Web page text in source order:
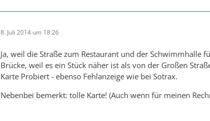
8. Juli 2014 um 18:26
Ja, weil die Straße zum Restaurant und der Schwimmhalle
Brücke, weil es ein Stück näher ist als von der Großen
Karte Probiert - ebenso Fehlanzeige wie bei Sotrax.
Nebenbei bemerkt: tolle Karte! (Auch wenn für meinen